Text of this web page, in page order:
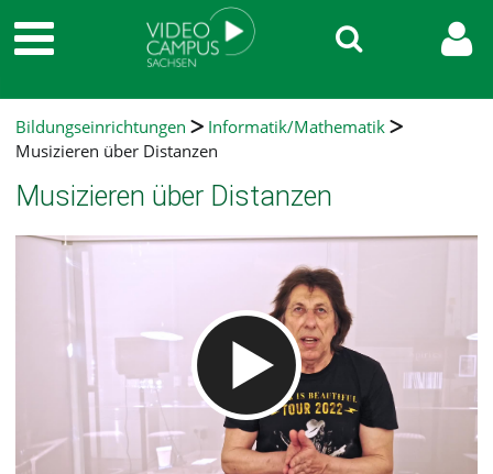
Bildungseinrichtungen
Informatik/Mathematik
Musizieren über Distanzen
Musizieren über Distanzen